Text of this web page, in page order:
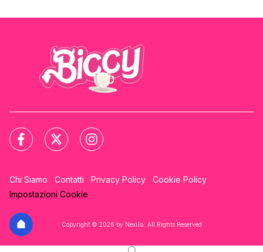
Chi Siamo Contatti Privacy Policy
Cookie Policy
Impostazioni Cookie
Copyright © 2026 by Nexilia. All Rights Reserved